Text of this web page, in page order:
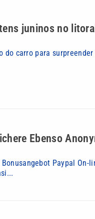
juninos no
carro para
Ebenso
Paypal On-